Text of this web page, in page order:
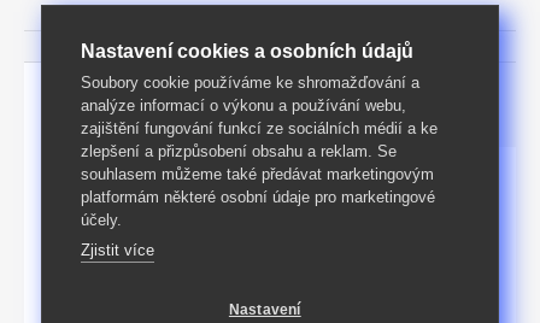
Parametry Podrobný popis
Rozměry [cm]
91 × 43 × 107 (š × h × v)
Baleno
34kg
Nastavení cookies a osobních údajů
Soubory cookie používáme ke shromažďování a
analýze informací o výkonu a používání webu,
zajištění fungování funkcí ze sociálních médií a ke
zlepšení a přizpůsobení obsahu a reklam. Se
souhlasem můžeme také předávat marketingovým
platformám některé osobní údaje pro marketingové
účely.
Zjistit více
Nastavení